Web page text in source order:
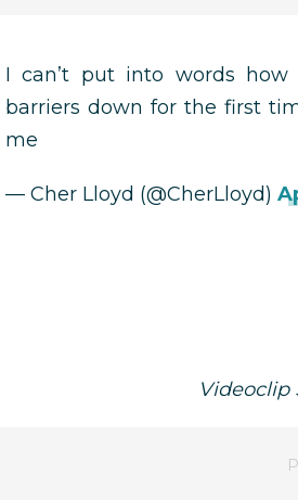
I can’t put into words
barriers down for the first
me
— Cher Lloyd (@CherLloyd)
Videoclip